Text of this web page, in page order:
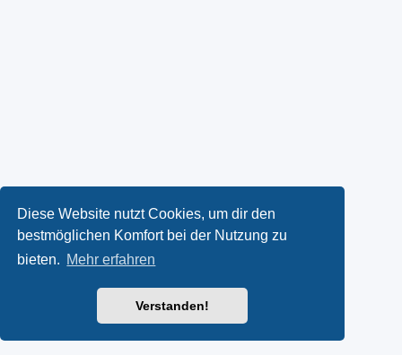
Diese Website nutzt Cookies, um dir den
bestmöglichen Komfort bei der Nutzung zu
bieten. Mehr erfahren
Verstanden!